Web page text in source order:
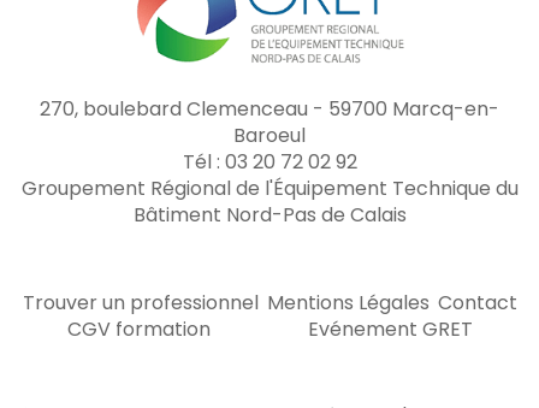
270, boulebard Clemenceau - 59700 Marcq-en-
Baroeul
Tél : 03 20 72 02 92
Groupement Régional de l'Équipement Technique du
Bâtiment Nord-Pas de Calais
Trouver un professionnel Mentions Légales Contact
CGV formation
Evénement GRET